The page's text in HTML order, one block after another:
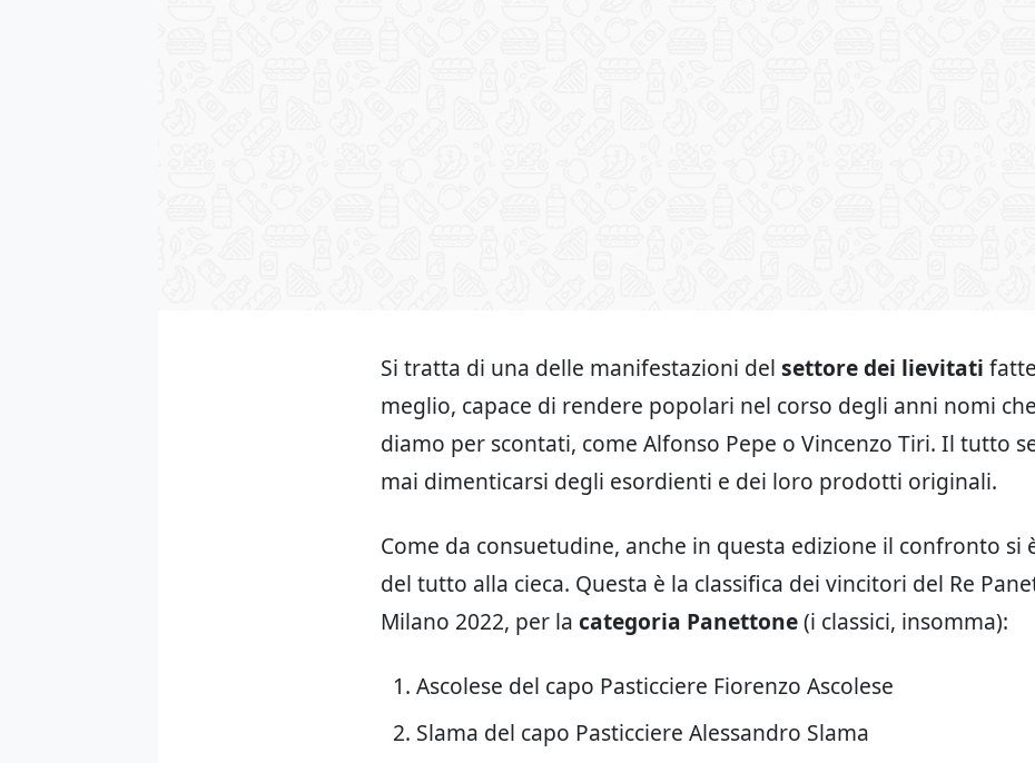
Si tratta di una delle manifestazioni del settore dei lievitati fatte
meglio, capace di rendere popolari nel corso degli anni nomi
diamo per scontati, come Alfonso Pepe o Vincenzo Tiri. Il tutto
mai dimenticarsi degli esordienti e dei loro prodotti originali.
Come da consuetudine, anche in questa edizione il confronto si
del tutto alla cieca. Questa è la classifica dei vincitori del Re
Milano 2022, per la categoria Panettone(i classici, insomma):
Ascolese del capo Pasticciere Fiorenzo Ascolese
Slama del capo Pasticciere Alessandro Slama